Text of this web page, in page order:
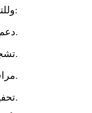
وللتخفيف من الآثار السلبية، يقترح الخبير عدة خطوات عملية:
-دعم الأسر الأكثر ضعفاً من خلال برامج تمويلية مباشرة أو تقديم حصص مدعومة من الوقود.
-تشجيع استخدام وسائل النقل العامة والبديلة لتقليل الاعتماد على المشتقات النفطية.
مراقبة السوق بشكل صارم لضمان عدم استغلال ارتفاع الأسعار من قبل التجار والشركات.
-تحفيز الإنتاج المحلي للطاقة البديلة لضمان استدامة الإمدادات وتقليل التأثر بالأزمات العالمية.